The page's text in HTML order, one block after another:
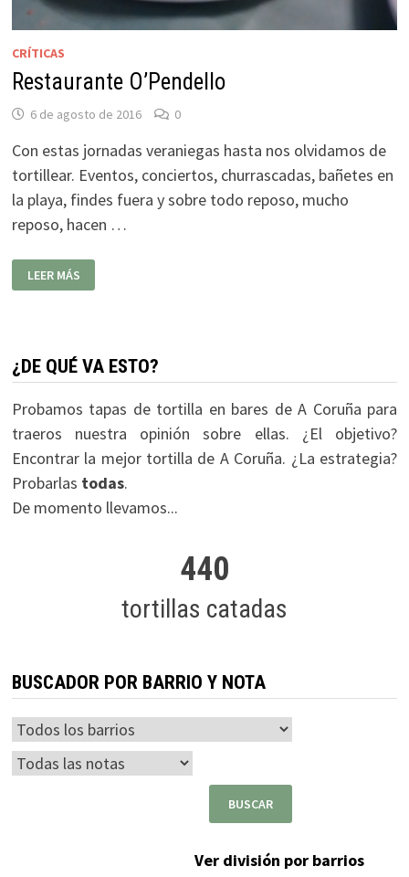
CRÍTICAS
Restaurante O’Pendello
6 de agosto de 2016 0
Con estas jornadas veraniegas hasta nos olvidamos de
tortillear. Eventos, conciertos, churrascadas, bañetes en
la playa, findes fuera y sobre todo reposo, mucho
reposo, hacen …
RESTAURANTE
O’PENDELLO
LEER MÁS
¿DE QUÉ VA ESTO?
Probamos tapas de tortilla en bares de A Coruña para
traeros nuestra opinión sobre ellas. ¿El objetivo?
Encontrar la mejor tortilla de A Coruña. ¿La estrategia?
Probarlas todas.
De momento llevamos...
440
tortillas catadas
BUSCADOR POR BARRIO Y NOTA
Ver división por barrios